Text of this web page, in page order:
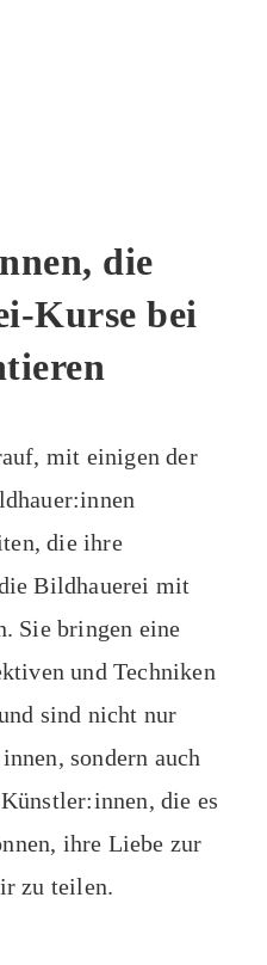
die
Kurse bei
mit einigen der
die ihre
Bildhauerei mit
Sie bringen eine
und Techniken
sind nicht nur
sondern auch
die es
ihre Liebe zur
zu teilen.